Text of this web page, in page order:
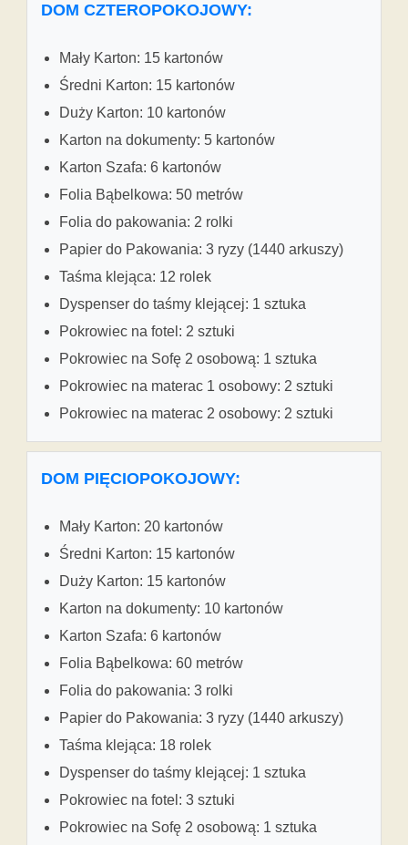
DOM CZTEROPOKOJOWY:
Mały Karton: 15 kartonów
Średni Karton: 15 kartonów
Duży Karton: 10 kartonów
Karton na dokumenty: 5 kartonów
Karton Szafa: 6 kartonów
Folia Bąbelkowa: 50 metrów
Folia do pakowania: 2 rolki
Papier do Pakowania: 3 ryzy (1440 arkuszy)
Taśma klejąca: 12 rolek
Dyspenser do taśmy klejącej: 1 sztuka
Pokrowiec na fotel: 2 sztuki
Pokrowiec na Sofę 2 osobową: 1 sztuka
Pokrowiec na materac 1 osobowy: 2 sztuki
Pokrowiec na materac 2 osobowy: 2 sztuki
DOM PIĘCIOPOKOJOWY:
Mały Karton: 20 kartonów
Średni Karton: 15 kartonów
Duży Karton: 15 kartonów
Karton na dokumenty: 10 kartonów
Karton Szafa: 6 kartonów
Folia Bąbelkowa: 60 metrów
Folia do pakowania: 3 rolki
Papier do Pakowania: 3 ryzy (1440 arkuszy)
Taśma klejąca: 18 rolek
Dyspenser do taśmy klejącej: 1 sztuka
Pokrowiec na fotel: 3 sztuki
Pokrowiec na Sofę 2 osobową: 1 sztuka